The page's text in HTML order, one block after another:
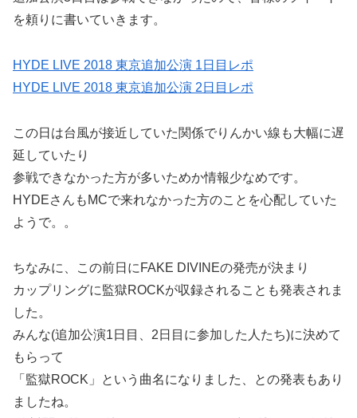
を頼りに書いていきます。
HYDE LIVE 2018 東京追加公演 1日目レポ
HYDE LIVE 2018 東京追加公演 2日目レポ
この日は台風が接近していた関係でりんかい線も大幅に遅
延していたり
参戦できなかった方が多いためか情報少なめです。
HYDEさんもMCで来れなかった方のことを心配していた
ようで。。
ちなみに、この前日にFAKE DIVINEの発売が決まり
カップリングに監獄ROCKが収録されることも発表されま
した。
みんな(追加公演1日目、2日目に参加した人たち)に決めて
もらって
「監獄ROCK」という曲名になりました、との発表もあり
ましたね。